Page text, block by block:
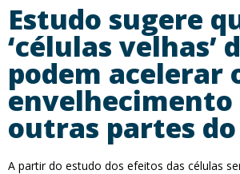
Estudo sugere
‘células velhas’
podem acelerar
envelhecimento
outras partes
A partir do estudo dos efeitos das células